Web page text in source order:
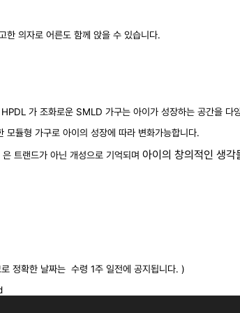
한 의자로 어른도 함께 앉을 수 있습니다.
가 조화로운 SMLD 가구는 아이가 성장하는 공간을 다
듈형 가구로 아이의 성장에 따라 변화가능합니다.
트랜드가 아닌 개성으로 기억되며 아이의 창의적인 생각
정확한 날짜는 수령 1주 일전에 공지됩니다. )